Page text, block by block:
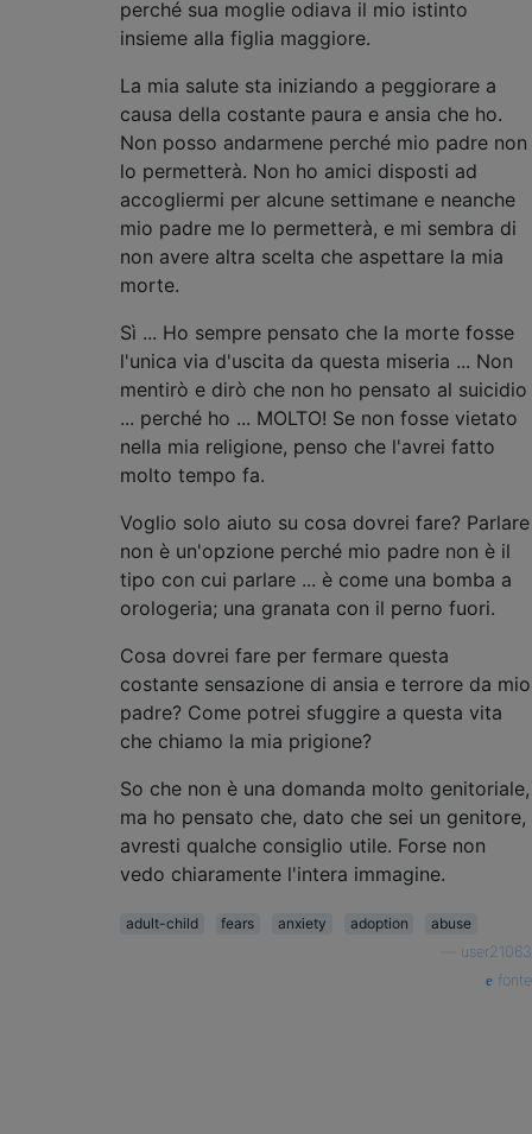
perché sua moglie odiava il mio istinto
insieme alla figlia maggiore.
La mia salute sta iniziando a peggiorare a
causa della costante paura e ansia che ho.
Non posso andarmene perché mio padre non
lo permetterà. Non ho amici disposti ad
accogliermi per alcune settimane e neanche
mio padre me lo permetterà, e mi sembra di
non avere altra scelta che aspettare la mia
morte.
Sì ... Ho sempre pensato che la morte fosse
l'unica via d'uscita da questa miseria ... Non
mentirò e dirò che non ho pensato al suicidio
... perché ho ... MOLTO! Se non fosse vietato
nella mia religione, penso che l'avrei fatto
molto tempo fa.
Voglio solo aiuto su cosa dovrei fare? Parlare
non è un'opzione perché mio padre non è il
tipo con cui parlare ... è come una bomba a
orologeria; una granata con il perno fuori.
Cosa dovrei fare per fermare questa
costante sensazione di ansia e terrore da mio
padre? Come potrei sfuggire a questa vita
che chiamo la mia prigione?
So che non è una domanda molto genitoriale,
ma ho pensato che, dato che sei un genitore,
avresti qualche consiglio utile. Forse non
vedo chiaramente l'intera immagine.
adult-child fears anxiety adoption
abuse
user21063
fonte